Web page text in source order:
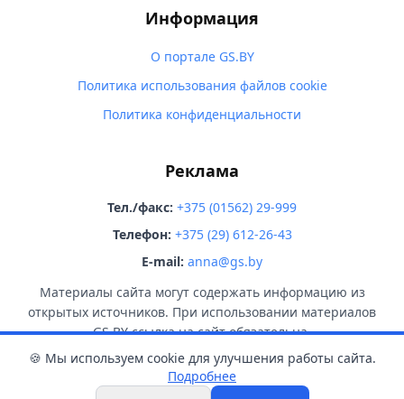
Информация
О портале GS.BY
Политика использования файлов cookie
Политика конфиденциальности
Реклама
Тел./факс: +375 (01562) 29-999
Телефон: +375 (29) 612-26-43
E-mail: anna@gs.by
Материалы сайта могут содержать информацию из
открытых источников. При использовании материалов
GS.BY ссылка на сайт обязательна.
🍪 Мы используем cookie для улучшения работы сайта.
Подробнее